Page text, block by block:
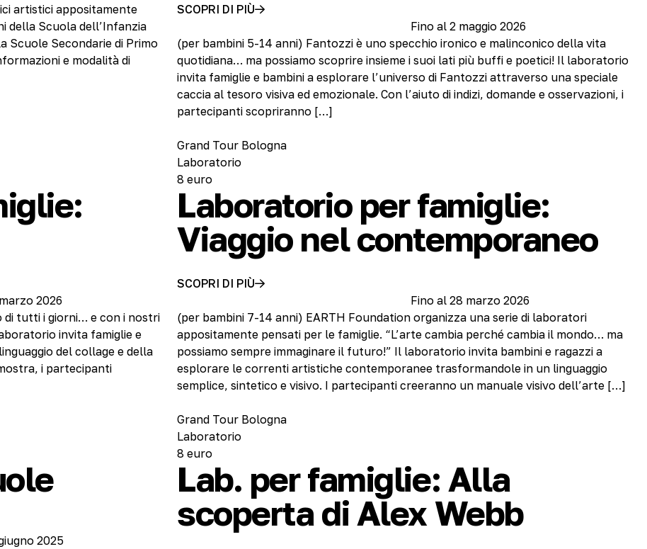
artistici appositamente
della Scuola dell’Infanzia
Scuole Secondarie di Primo
e modalità di
SCOPRI DI PIÙ
Fino al 2 maggio 2026
(per bambini 5-14 anni) Fantozzi è uno specchio ironico e malinconico della vita
quotidiana… ma possiamo scoprire insieme i suoi lati più buffi e poetici! Il laboratorio
invita famiglie e bambini a esplorare l’universo di Fantozzi attraverso una speciale
caccia al tesoro visiva ed emozionale. Con l’aiuto di indizi, domande e osservazioni, i
partecipanti scopriranno […]
Grand Tour Bologna
Laboratorio
8 euro
2026
di tutti i giorni… e con i nostri
invita famiglie e
del collage e della
i partecipanti
Laboratorio per famiglie:
Viaggio nel contemporaneo
SCOPRI DI PIÙ
Fino al 28 marzo 2026
(per bambini 7-14 anni) EARTH Foundation organizza una serie di laboratori
appositamente pensati per le famiglie. “L’arte cambia perché cambia il mondo… ma
possiamo sempre immaginare il futuro!” Il laboratorio invita bambini e ragazzi a
esplorare le correnti artistiche contemporanee trasformandole in un linguaggio
semplice, sintetico e visivo. I partecipanti creeranno un manuale visivo dell’arte […]
Grand Tour Bologna
Laboratorio
8 euro
2025
Lab. per famiglie: Alla
scoperta di Alex Webb